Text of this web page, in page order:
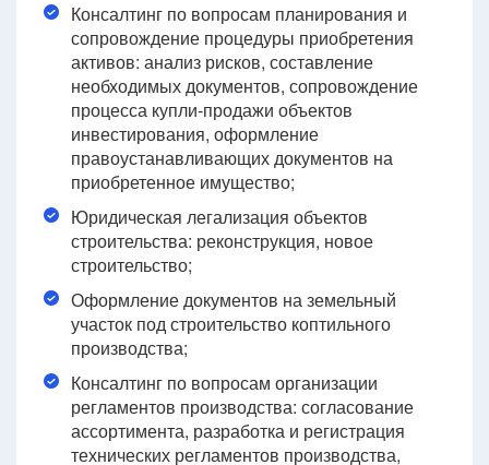
Консалтинг по вопросам планирования и
сопровождение процедуры приобретения
активов: анализ рисков, составление
необходимых документов, сопровождение
процесса купли-продажи объектов
инвестирования, оформление
правоустанавливающих документов на
приобретенное имущество;
Юридическая легализация объектов
строительства: реконструкция, новое
строительство;
Оформление документов на земельный
участок под строительство коптильного
производства;
Консалтинг по вопросам организации
регламентов производства: согласование
ассортимента, разработка и регистрация
технических регламентов производства,